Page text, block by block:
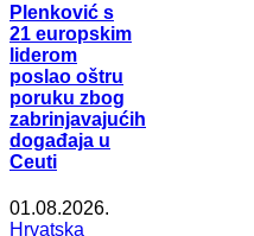
Plenković s
21 europskim
liderom
poslao oštru
poruku zbog
zabrinjavajućih
događaja u
Ceuti
01.08.2026.
Hrvatska